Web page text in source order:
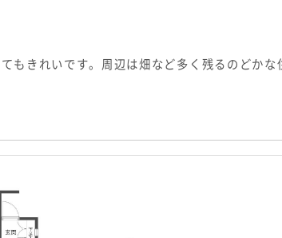
もきれいです。周辺は畑など多く残るのどか